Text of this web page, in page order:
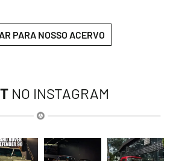
PARA NOSSO ACERVO
NO INSTAGRAM
lart.br
Ago 9
lart.br
Ago 9
lart.br
Ago 9